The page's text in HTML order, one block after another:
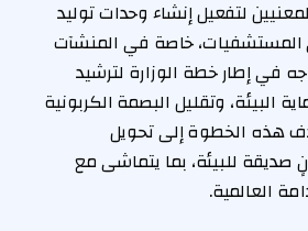
لتفعيل إنشاء وحدات توليد
خاصة في المنشآت
في إطار خطة الوزارة لترشيد
البيئة، وتقليل البصمة الكربونية
هذه الخطوة إلى تحويل
صديقة للبيئة، بما يتماشى مع
العالمية.